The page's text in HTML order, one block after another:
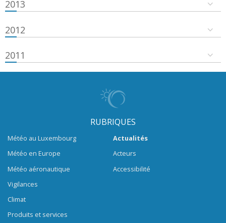
2013
2012
2011
RUBRIQUES
Météo au Luxembourg
Météo en Europe
Météo aéronautique
Vigilances
Climat
Produits et services
Actualités
Acteurs
Accessibilité